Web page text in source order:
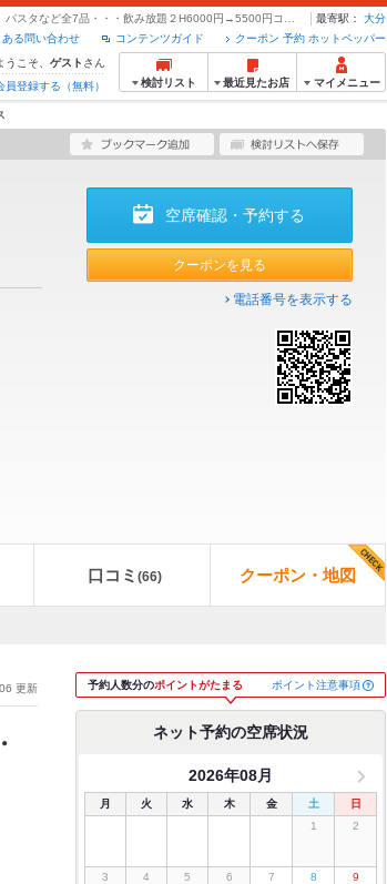
最寄駅：
大分
クーポン 予約 ホットペッパー
コンテンツガイド
ある問い合わせ
うこそ、 ゲスト さん
員登録する（無料）
検討リスト 最近見たお店 マイメニュー
空席確認・予約する
クーポンを見る
電話番号を表示する
口コミ (66) クーポン・地図
更新 予約人数分のポイントがたまる ポイント注意事項
ネット予約の空席状況
2026年08月
月 火 水 木 金 土
日
1
2
3 4 5 6
7
8 9